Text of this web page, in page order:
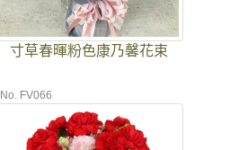
寸草春暉粉色康乃馨花束
No. FV066